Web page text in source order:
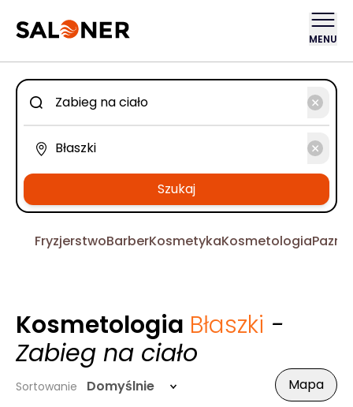
MENU
Szukaj
FryzjerstwoBarberKosmetykaKosmetologia
Kosmetologia Błaszki -
Zabieg na ciało
Sortowanie Domyślnie Mapa